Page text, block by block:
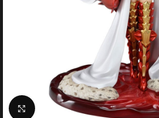
Click to enlarge